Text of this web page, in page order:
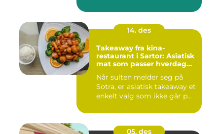
14. des
Takeaway fra kina-
restaurant i Sartor: Asiatisk
mat som passer hverdag
Når sulten melder seg på
Sotra, er asiatisk takeaway et
enkelt valg som ikke går p...
05. des